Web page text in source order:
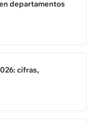
departamentos
cifras,